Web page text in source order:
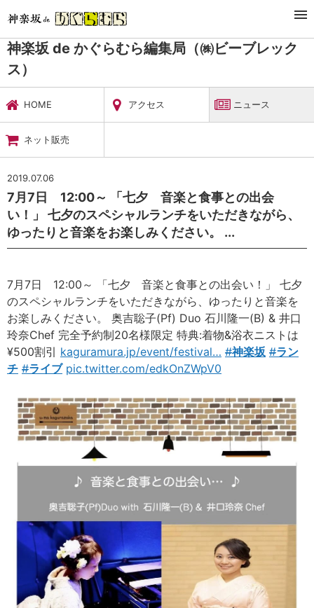
暮らし・娯楽
神楽坂 de かぐらむら編集局（㈱ビーブレックス）
ニュース
神楽坂 de かぐらむら編集局（㈱ビーブレック
ス）
HOME アクセス ニュース
ネット販売
2019.07.06
7月7日 12:00～ 「七夕 音楽と食事との出会
い！」 七夕のスペシャルランチをいただきながら、
ゆったりと音楽をお楽しみください。 ...
7月7日 12:00～ 「七夕 音楽と食事との出会い！」 七夕
のスペシャルランチをいただきながら、ゆったりと音楽を
お楽しみください。 奥吉聡子(Pf) Duo 石川隆一(B) & 井口
玲奈Chef 完全予約制20名様限定 特典:着物&浴衣ニストは
¥500割引 kaguramura.jp/event/festival… #神楽坂 #ラン
チ #ライブ pic.twitter.com/edkOnZWpV0